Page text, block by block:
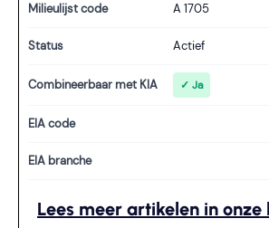
Milieulijst code A 1705
Status Actief
Combineerbaar met KIA ✓ Ja
EIA code
EIA branche
Lees meer artikelen in onze